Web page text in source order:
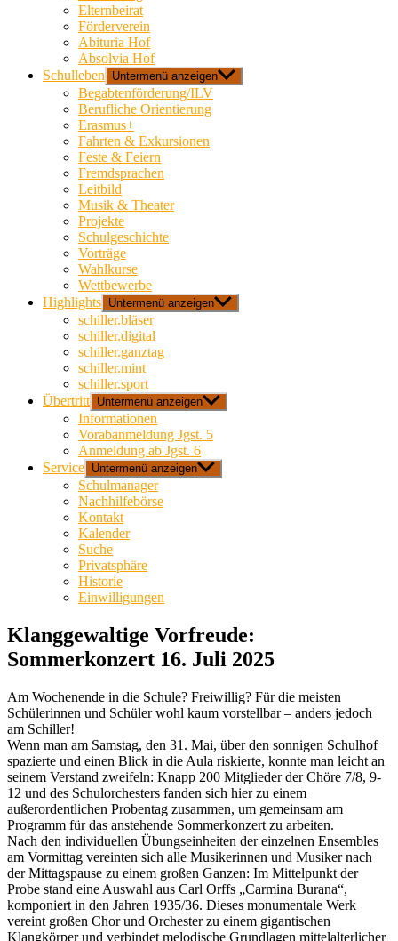
Elternbeirat
Förderverein
Abituria Hof
Absolvia Hof
Schulleben
Untermenü anzeigen
Begabtenförderung/ILV
Berufliche Orientierung
Erasmus+
Fahrten & Exkursionen
Feste & Feiern
Fremdsprachen
Leitbild
Musik & Theater
Projekte
Schulgeschichte
Vorträge
Wahlkurse
Wettbewerbe
Highlights Untermenü anzeigen
schiller.bläser
schiller.digital
schiller.ganztag
schiller.mint
schiller.sport
Übertritt Untermenü anzeigen
Informationen
Vorabanmeldung Jgst. 5
Anmeldung ab Jgst. 6
Service Untermenü anzeigen
Schulmanager
Nachhilfebörse
Kontakt
Kalender
Suche
Privatsphäre
Historie
Einwilligungen
Klanggewaltige Vorfreude:
Sommerkonzert 16. Juli 2025
Am Wochenende in die Schule? Freiwillig? Für die meisten
Schülerinnen und Schüler wohl kaum vorstellbar – anders jedoch
am Schiller!
Wenn man am Samstag, den 31. Mai, über den sonnigen Schulhof
spazierte und einen Blick in die Aula riskierte, konnte man leicht an
seinem Verstand zweifeln: Knapp 200 Mitglieder der Chöre 7/8, 9-
12 und des Schulorchesters fanden sich hier zu einem
außerordentlichen Probentag zusammen, um gemeinsam am
Programm für das anstehende Sommerkonzert zu arbeiten.
Nach den individuellen Übungseinheiten der einzelnen Ensembles
am Vormittag vereinten sich alle Musikerinnen und Musiker nach
der Mittagspause zu einem großen Ganzen: Im Mittelpunkt der
Probe stand eine Auswahl aus Carl Orffs „Carmina Burana“,
komponiert in den Jahren 1935/36. Dieses monumentale Werk
vereint großen Chor und Orchester zu einem gigantischen
Klangkörper und verbindet melodische Grundlagen mittelalterlicher